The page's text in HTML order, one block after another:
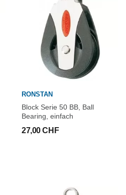
RONSTAN
Block Serie 50 BB, Ball
Bearing, einfach
27,00 CHF